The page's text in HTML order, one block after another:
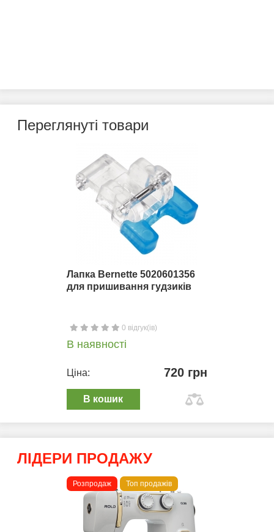
Переглянуті товари
Лапка Bernette 5020601356
для пришивання гудзиків
0 відгук(ів)
В наявності
Ціна: 720 грн
В кошик
ЛІДЕРИ ПРОДАЖУ
Розпродаж Топ продажів